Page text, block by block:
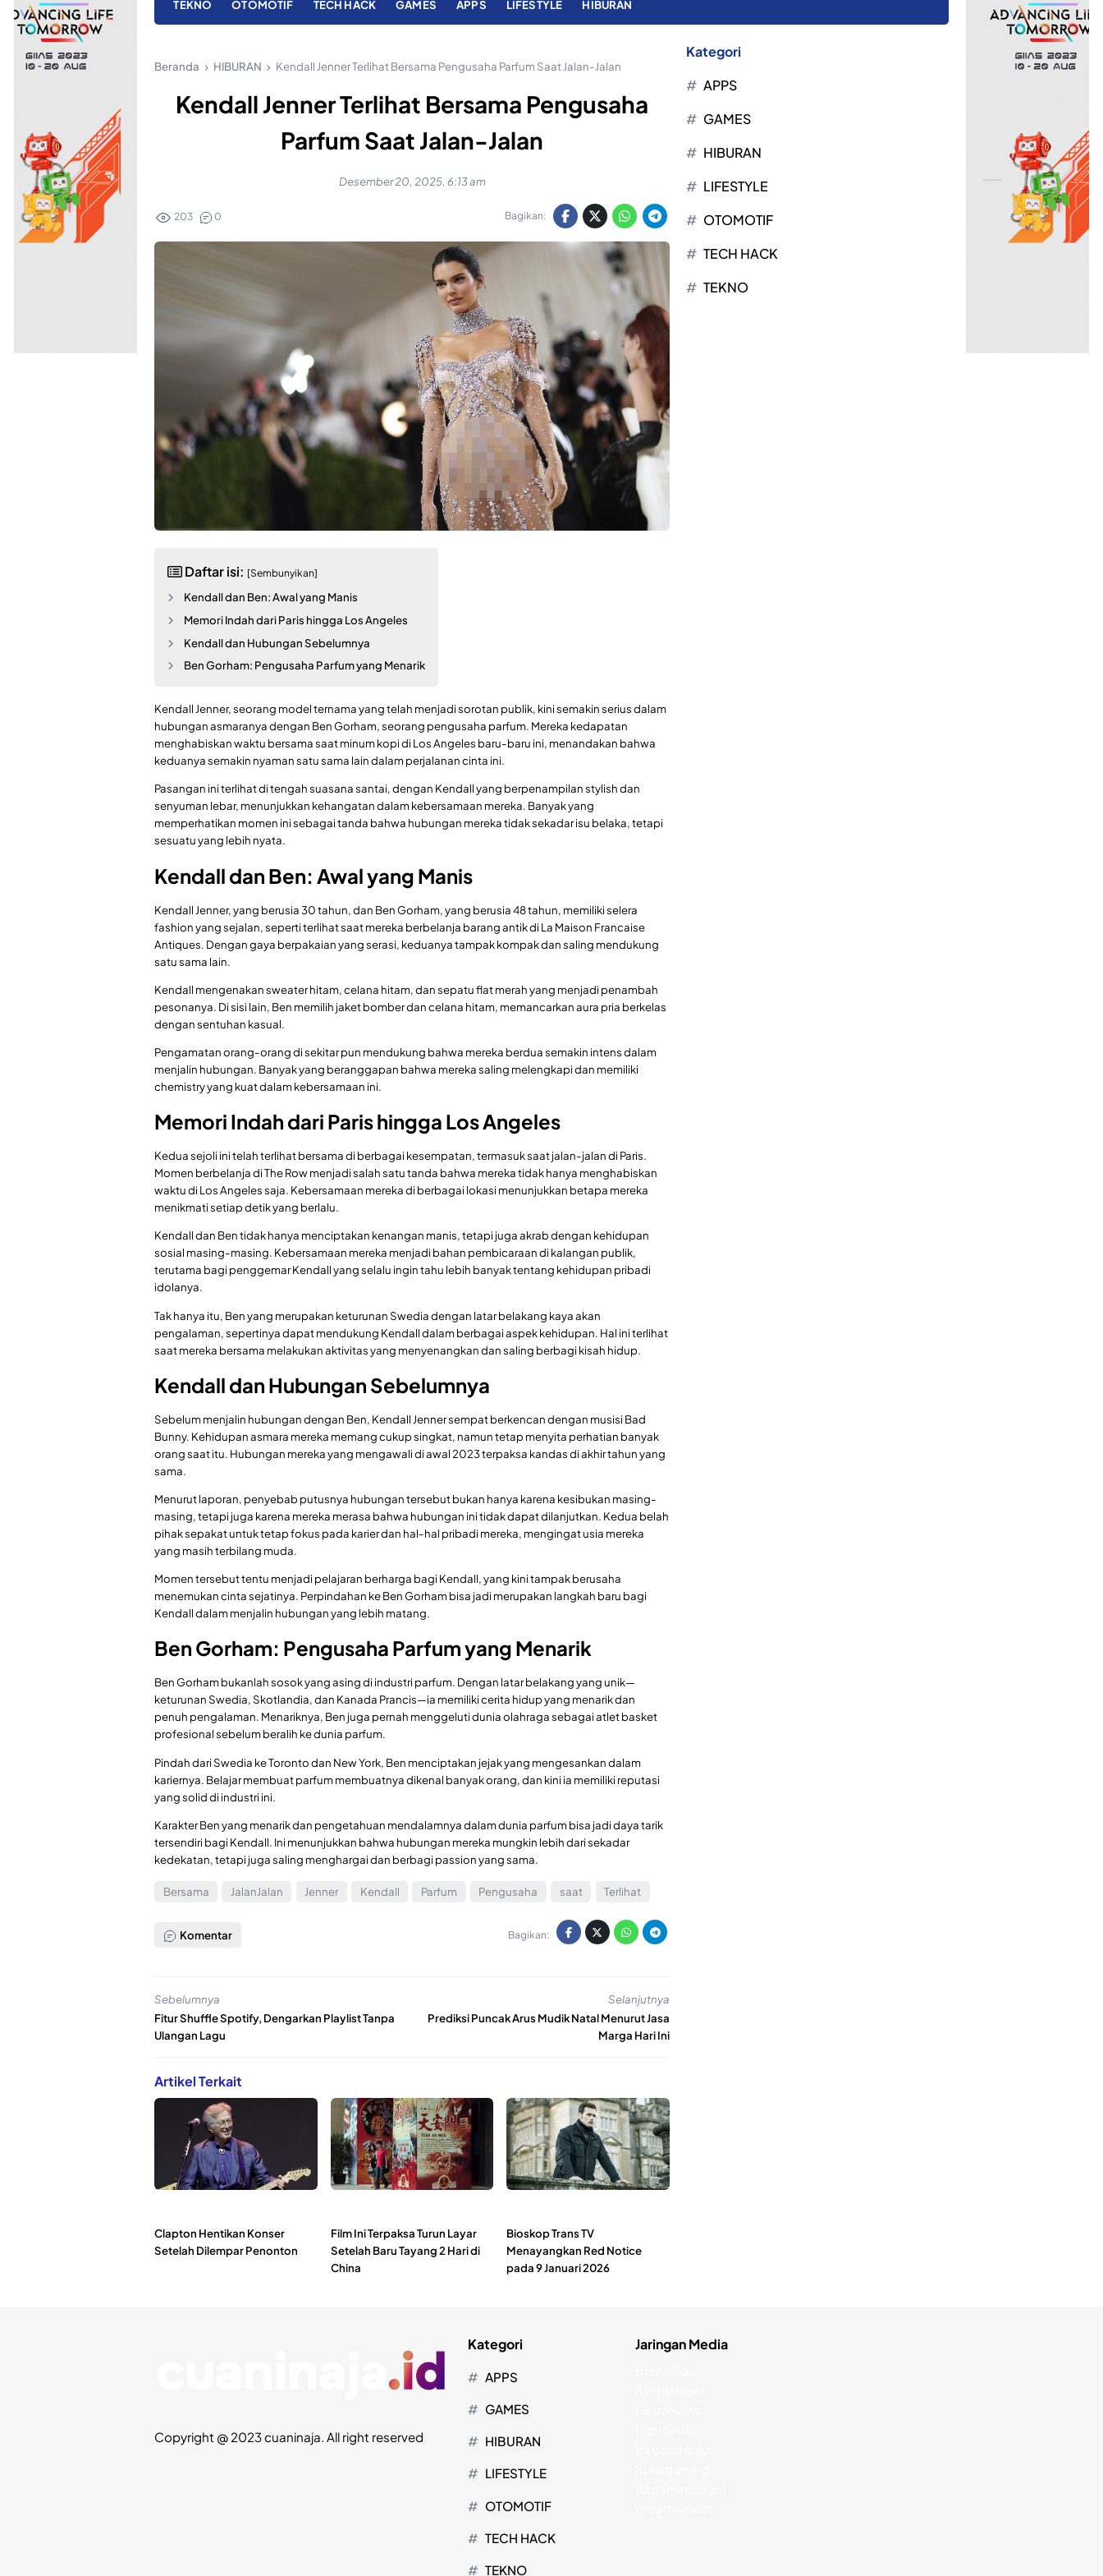
TEKNO OTOMOTIF TECH HACK GAMES APPS LIFESTYLE HIBURAN
Beranda HIBURAN Kendall Jenner Terlihat Bersama Pengusaha Parfum Saat Jalan-Jalan
Kendall Jenner Terlihat Bersama Pengusaha
Parfum Saat Jalan-Jalan
Desember 20, 2025, 6:13 am
203 0 Bagikan:
Daftar isi: [Sembunyikan]
Kendall dan Ben: Awal yang Manis
Memori Indah dari Paris hingga Los Angeles
Kendall dan Hubungan Sebelumnya
Ben Gorham: Pengusaha Parfum yang Menarik
Kendall Jenner, seorang model ternama yang telah menjadi sorotan publik, kini semakin serius dalam
hubungan asmaranya dengan Ben Gorham, seorang pengusaha parfum. Mereka kedapatan
menghabiskan waktu bersama saat minum kopi di Los Angeles baru-baru ini, menandakan bahwa
keduanya semakin nyaman satu sama lain dalam perjalanan cinta ini.
Pasangan ini terlihat di tengah suasana santai, dengan Kendall yang berpenampilan stylish dan
senyuman lebar, menunjukkan kehangatan dalam kebersamaan mereka. Banyak yang
memperhatikan momen ini sebagai tanda bahwa hubungan mereka tidak sekadar isu belaka, tetapi
sesuatu yang lebih nyata.
Kendall dan Ben: Awal yang Manis
Kendall Jenner, yang berusia 30 tahun, dan Ben Gorham, yang berusia 48 tahun, memiliki selera
fashion yang sejalan, seperti terlihat saat mereka berbelanja barang antik di La Maison Francaise
Antiques. Dengan gaya berpakaian yang serasi, keduanya tampak kompak dan saling mendukung
satu sama lain.
Kendall mengenakan sweater hitam, celana hitam, dan sepatu flat merah yang menjadi penambah
pesonanya. Di sisi lain, Ben memilih jaket bomber dan celana hitam, memancarkan aura pria berkelas
dengan sentuhan kasual.
Pengamatan orang-orang di sekitar pun mendukung bahwa mereka berdua semakin intens dalam
menjalin hubungan. Banyak yang beranggapan bahwa mereka saling melengkapi dan memiliki
chemistry yang kuat dalam kebersamaan ini.
Memori Indah dari Paris hingga Los Angeles
Kedua sejoli ini telah terlihat bersama di berbagai kesempatan, termasuk saat jalan-jalan di Paris.
Momen berbelanja di The Row menjadi salah satu tanda bahwa mereka tidak hanya menghabiskan
waktu di Los Angeles saja. Kebersamaan mereka di berbagai lokasi menunjukkan betapa mereka
menikmati setiap detik yang berlalu.
Kendall dan Ben tidak hanya menciptakan kenangan manis, tetapi juga akrab dengan kehidupan
sosial masing-masing. Kebersamaan mereka menjadi bahan pembicaraan di kalangan publik,
terutama bagi penggemar Kendall yang selalu ingin tahu lebih banyak tentang kehidupan pribadi
idolanya.
Tak hanya itu, Ben yang merupakan keturunan Swedia dengan latar belakang kaya akan
pengalaman, sepertinya dapat mendukung Kendall dalam berbagai aspek kehidupan. Hal ini terlihat
saat mereka bersama melakukan aktivitas yang menyenangkan dan saling berbagi kisah hidup.
Kendall dan Hubungan Sebelumnya
Sebelum menjalin hubungan dengan Ben, Kendall Jenner sempat berkencan dengan musisi Bad
Bunny. Kehidupan asmara mereka memang cukup singkat, namun tetap menyita perhatian banyak
orang saat itu. Hubungan mereka yang mengawali di awal 2023 terpaksa kandas di akhir tahun yang
sama.
Menurut laporan, penyebab putusnya hubungan tersebut bukan hanya karena kesibukan masing-
masing, tetapi juga karena mereka merasa bahwa hubungan ini tidak dapat dilanjutkan. Kedua belah
pihak sepakat untuk tetap fokus pada karier dan hal-hal pribadi mereka, mengingat usia mereka
yang masih terbilang muda.
Momen tersebut tentu menjadi pelajaran berharga bagi Kendall, yang kini tampak berusaha
menemukan cinta sejatinya. Perpindahan ke Ben Gorham bisa jadi merupakan langkah baru bagi
Kendall dalam menjalin hubungan yang lebih matang.
Ben Gorham: Pengusaha Parfum yang Menarik
Ben Gorham bukanlah sosok yang asing di industri parfum. Dengan latar belakang yang unik—
keturunan Swedia, Skotlandia, dan Kanada Prancis—ia memiliki cerita hidup yang menarik dan
penuh pengalaman. Menariknya, Ben juga pernah menggeluti dunia olahraga sebagai atlet basket
profesional sebelum beralih ke dunia parfum.
Pindah dari Swedia ke Toronto dan New York, Ben menciptakan jejak yang mengesankan dalam
kariernya. Belajar membuat parfum membuatnya dikenal banyak orang, dan kini ia memiliki reputasi
yang solid di industri ini.
Karakter Ben yang menarik dan pengetahuan mendalamnya dalam dunia parfum bisa jadi daya tarik
tersendiri bagi Kendall. Ini menunjukkan bahwa hubungan mereka mungkin lebih dari sekadar
kedekatan, tetapi juga saling menghargai dan berbagi passion yang sama.
Bersama JalanJalan Jenner Kendall Parfum Pengusaha saat Terlihat
Komentar Bagikan:
Sebelumnya
Fitur Shuffle Spotify, Dengarkan Playlist Tanpa
Ulangan Lagu
Selanjutnya
Prediksi Puncak Arus Mudik Natal Menurut Jasa
Marga Hari Ini
Artikel Terkait
Clapton Hentikan Konser
Setelah Dilempar Penonton
Film Ini Terpaksa Turun Layar
Setelah Baru Tayang 2 Hari di
China
Bioskop Trans TV
Menayangkan Red Notice
pada 9 Januari 2026
Kategori
APPS
GAMES
HIBURAN
LIFESTYLE
OTOMOTIF
TECH HACK
TEKNO
Copyright @ 2023 cuaninaja. All right reserved
Kategori
APPS
GAMES
HIBURAN
LIFESTYLE
OTOMOTIF
TECH HACK
TEKNO
Jaringan Media